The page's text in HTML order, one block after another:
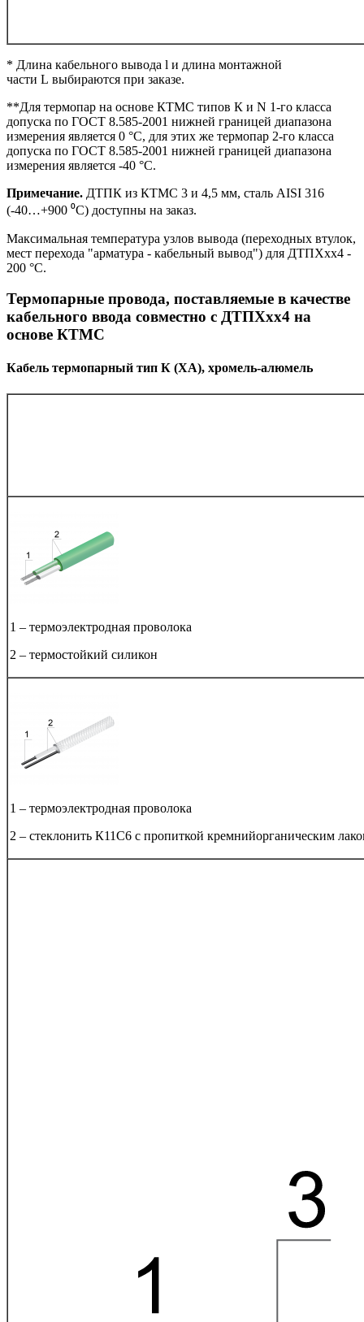
* Длина кабельного вывода l и длина монтажной
части L выбираются при заказе.
**Для термопар на основе КТМС типов К и N 1-го класса
допуска по ГОСТ 8.585-2001 нижней границей диапазона
измерения является 0 °С, для этих же термопар 2-го класса
допуска по ГОСТ 8.585-2001 нижней границей диапазона
измерения является -40 °С.
Примечание. ДТПК из КТМС 3 и 4,5 мм, сталь AISI 316
(-40…+900 ⁰С) доступны на заказ.
Максимальная температура узлов вывода (переходных втулок,
мест перехода "арматура - кабельный вывод") для ДТПХхх4 -
200 °С.
Термопарные провода, поставляемые в качестве
кабельного ввода совместно с ДТПХхх4 на
основе КТМС
Кабель термопарный тип К (ХА), хромель-алюмель
1 – термоэлектродная проволока
2 – термостойкий силикон
1 – термоэлектродная проволока
2 – cтеклонить К11С6 с пропиткой кремнийорганическим